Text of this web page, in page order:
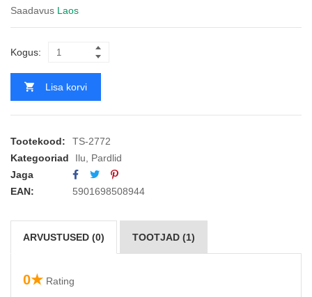
Saadavus Laos
Kogus:
Lisa korvi
Tootekood:
TS-2772
Kategooriad
Ilu
Pardlid
Jaga
EAN:
5901698508944
ARVUSTUSED (0) TOOTJAD (1)
0★ Rating